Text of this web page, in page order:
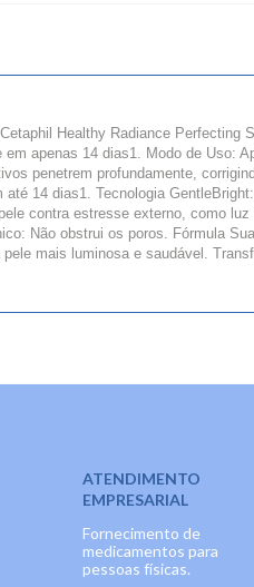
Healthy Radiance Perfecting
apenas 14 dias1. Modo de Uso:
penetrem profundamente,
14 dias1. Tecnologia
contra estresse externo, como luz
Não obstrui os poros. Fórmula
mais luminosa e saudável.
ATENDIMENTO
EMPRESARIAL
Fornecimento de
medicamentos para
pessoas físicas.